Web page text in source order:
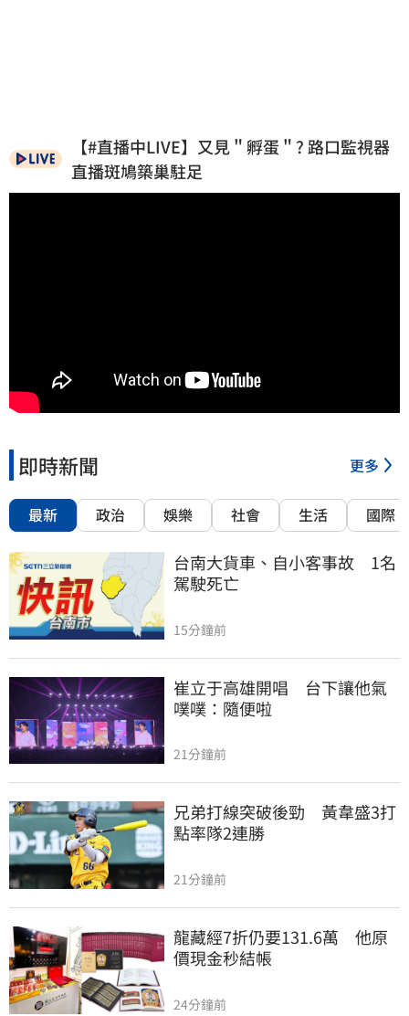
【#直播中LIVE】又見＂孵蛋＂? 路口監視器
直播斑鳩築巢駐足
即時新聞 更多
最新 政治 娛樂 社會 生活 國際
台南大貨車、自小客事故　1名
駕駛死亡
15分鐘前
崔立于高雄開唱　台下讓他氣
噗噗：隨便啦
21分鐘前
兄弟打線突破後勁　黃韋盛3打
點率隊2連勝
21分鐘前
龍藏經7折仍要131.6萬　他原
價現金秒結帳
24分鐘前